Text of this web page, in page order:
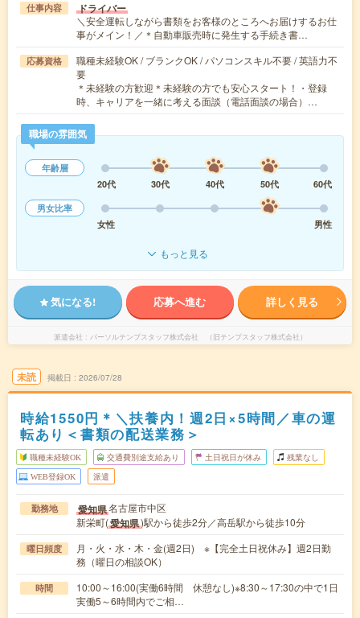
仕事内容 ドライバー
＼安全運転しながら書類をお客様のところへお届けするお仕
事がメイン！／＊自動車販売時に発生する手続き書…
応募資格
職種未経験OK / ブランクOK / パソコンスキル不要 / 英語力不
要
＊未経験の方歓迎＊未経験の方でも安心スタート！・登録
時、キャリアを一緒に考える面談（電話面談の場合）…
職場の雰囲気
年齢層
20代
30代 40代 50代
60代
男女比率
女性
男性
もっと見る
気になる! 応募へ進む 詳しく見る
派遣会社 パーソルテンプスタッフ株式会社 （旧テンプスタッフ株式会社）
未読 掲載日 2026/07/28
時給1550円＊＼扶養内！週2日×5時間／車の運
転あり＜書類の配送業務＞
職種未経験OK 交通費別途支給あり 土日祝日が休み 残業なし
WEB登録OK 派遣
勤務地 愛知県名古屋市中区
新栄町(愛知県)駅から徒歩2分／高岳駅から徒歩10分
曜日頻度
月・火・水・木・金(週2日) ※【完全土日祝休み】週2日勤
務（曜日の相談OK）
時間
10:00～16:00(実働6時間 休憩なし)※8:30～17:30の中で1日
実働5～6時間内でご相…